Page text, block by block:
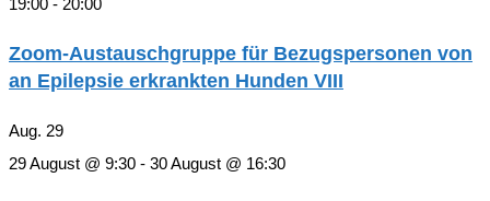
19:00 - 20:00
Zoom-Austauschgruppe für Bezugspersonen von
an Epilepsie erkrankten Hunden VIII
Aug. 29
29 August @ 9:30 - 30 August @ 16:30